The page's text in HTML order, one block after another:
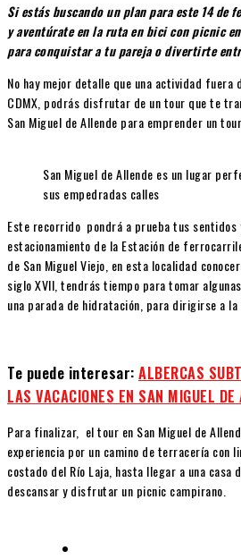
Si estás buscando un plan para este 14 de
y aventúrate en la ruta en bici con picnic
para conquistar a tu pareja o divertirte
No hay mejor detalle que una actividad fuera
CDMX, podrás disfrutar de un tour que te
San Miguel de Allende para emprender un
San Miguel de Allende es un lugar
sus empedradas calles
Este recorrido pondrá a prueba tus
estacionamiento de la Estación de
de San Miguel Viejo, en esta localidad
siglo XVll, tendrás tiempo para tomar
una parada de hidratación, para dirigirse a la
Te puede interesar: ALBERCAS
LAS VACACIONES EN SAN MIGUEL DE
Para finalizar, el tour en San Miguel de
experiencia por un camino de terracería con
costado del Río Laja, hasta llegar a una casa
descansar y disfrutar un picnic campirano.